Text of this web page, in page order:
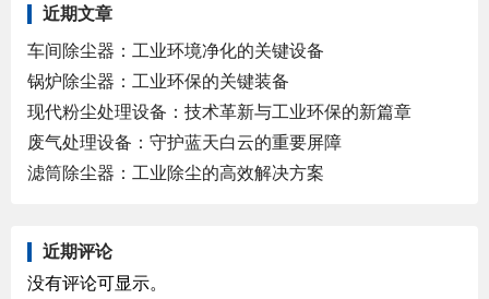
近期文章
车间除尘器：工业环境净化的关键设备
锅炉除尘器：工业环保的关键装备
现代粉尘处理设备：技术革新与工业环保的新篇章
废气处理设备：守护蓝天白云的重要屏障
滤筒除尘器：工业除尘的高效解决方案
近期评论
没有评论可显示。